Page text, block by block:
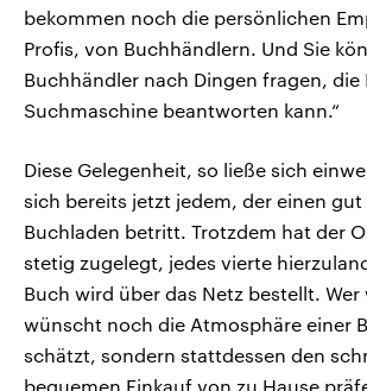
bekommen noch die persönlichen
Profis, von Buchhändlern. Und Sie
Buchhändler nach Dingen fragen, die
Suchmaschine beantworten kann.“
Diese Gelegenheit, so ließe sich
sich bereits jetzt jedem, der einen
Buchladen betritt. Trotzdem hat der
stetig zugelegt, jedes vierte
Buch wird über das Netz bestellt.
wünscht noch die Atmosphäre einer
schätzt, sondern stattdessen den
bequemen Einkauf von zu Hause